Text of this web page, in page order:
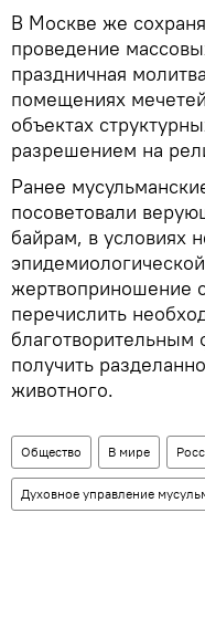
В Москве же
проведение
праздничная
помещениях
объектах
разрешением на
Ранее
посоветовали
байрам, в условиях
жертвоприношение
перечислить
получить
животного.
Общество В мире
Духовное управление